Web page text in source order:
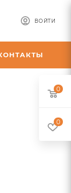
ВОЙТИ
0
0